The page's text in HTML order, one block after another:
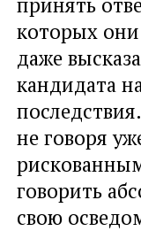
которых
даже
кандидата
не говоря
говорить
свою